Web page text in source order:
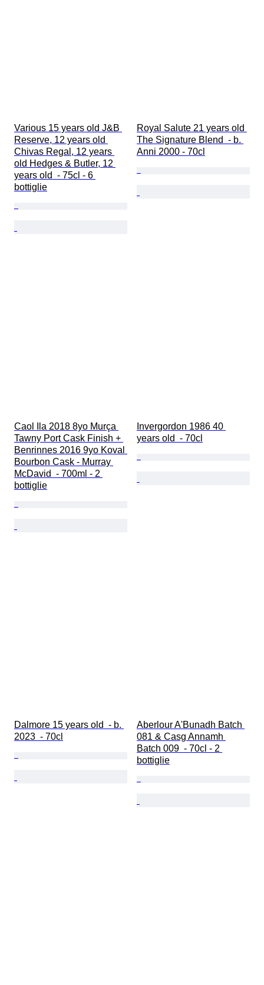
Various 15 years old J&B
Reserve, 12 years old
Chivas Regal, 12 years
old Hedges & Butler, 12
years old  - 75cl - 6
bottiglie
Royal Salute 21 years old
The Signature Blend  - b.
Anni 2000 - 70cl
Caol Ila 2018 8yo Murça
Tawny Port Cask Finish +
Benrinnes 2016 9yo Koval
Bourbon Cask - Murray
McDavid  - 700ml - 2
bottiglie
Invergordon 1986 40
years old  - 70cl
Dalmore 15 years old  - b.
2023  - 70cl
Aberlour A'Bunadh Batch
081 & Casg Annamh
Batch 009  - 70cl - 2
bottiglie